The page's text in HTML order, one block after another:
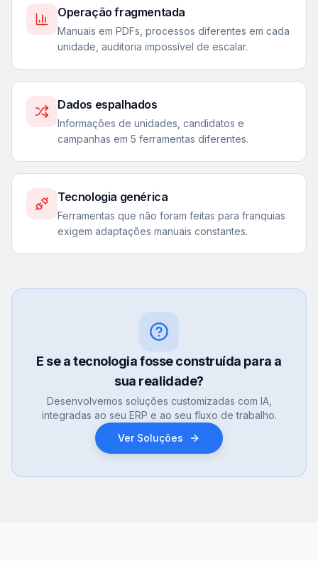
Operação fragmentada
Manuais em PDFs, processos diferentes em cada
unidade, auditoria impossível de escalar.
Dados espalhados
Informações de unidades, candidatos e
campanhas em 5 ferramentas diferentes.
Tecnologia genérica
Ferramentas que não foram feitas para franquias
exigem adaptações manuais constantes.
E se a tecnologia fosse construída para a
sua realidade?
Desenvolvemos soluções customizadas com IA,
integradas ao seu ERP e ao seu fluxo de trabalho.
Ver Soluções